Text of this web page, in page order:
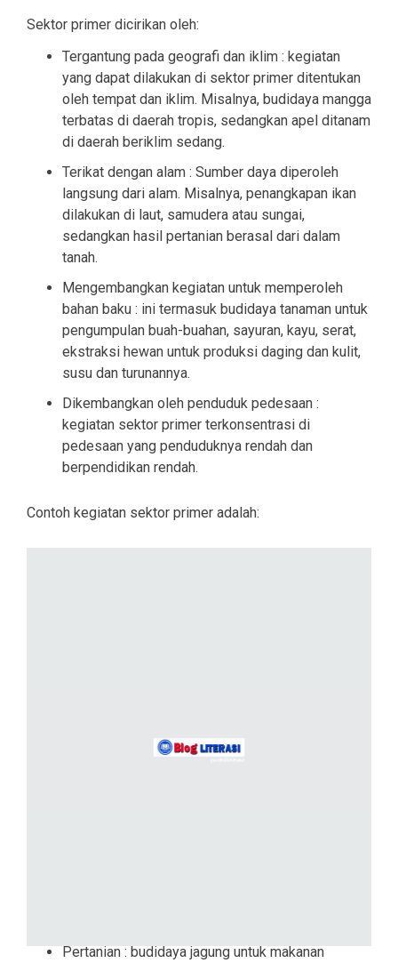
Sektor primer dicirikan oleh:
Tergantung pada geografi dan iklim : kegiatan
yang dapat dilakukan di sektor primer ditentukan
oleh tempat dan iklim. Misalnya, budidaya mangga
terbatas di daerah tropis, sedangkan apel ditanam
di daerah beriklim sedang.
Terikat dengan alam : Sumber daya diperoleh
langsung dari alam. Misalnya, penangkapan ikan
dilakukan di laut, samudera atau sungai,
sedangkan hasil pertanian berasal dari dalam
tanah.
Mengembangkan kegiatan untuk memperoleh
bahan baku : ini termasuk budidaya tanaman untuk
pengumpulan buah-buahan, sayuran, kayu, serat,
ekstraksi hewan untuk produksi daging dan kulit,
susu dan turunannya.
Dikembangkan oleh penduduk pedesaan :
kegiatan sektor primer terkonsentrasi di
pedesaan yang penduduknya rendah dan
berpendidikan rendah.
Contoh kegiatan sektor primer adalah:
Pertanian : budidaya jagung untuk makanan